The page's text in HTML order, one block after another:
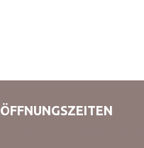
ÖFFNUNGSZEITEN